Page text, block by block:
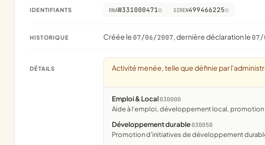
IDENTIFIANTS RNAW331000471 SIREN499466225
HISTORIQUE Créée le 07/06/2007, dernière déclaration le 07/
DÉTAILS Activité menée, telle que définie par
Emploi & Local 030000
aide à l'emploi, développement local,
Développement durable 030050
promotion d'initiatives de développement